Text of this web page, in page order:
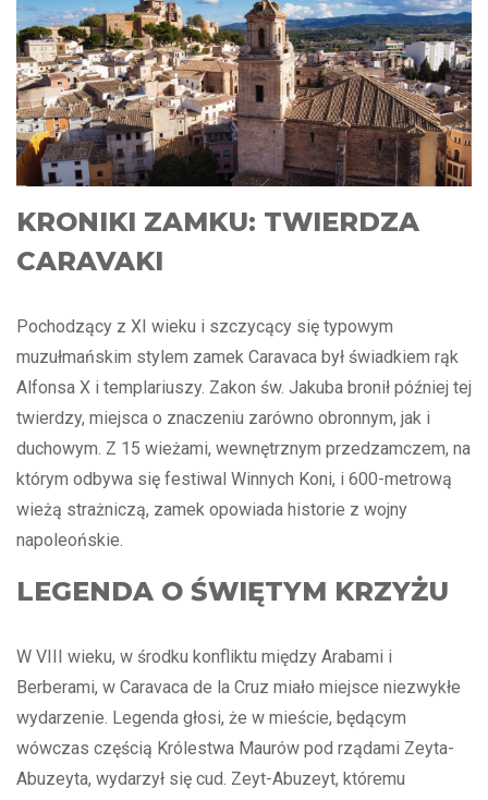
KRONIKI ZAMKU: TWIERDZA
CARAVAKI
Pochodzący z XI wieku i szczycący się typowym
muzułmańskim stylem zamek Caravaca był świadkiem rąk
Alfonsa X i templariuszy. Zakon św. Jakuba bronił później tej
twierdzy, miejsca o znaczeniu zarówno obronnym, jak i
duchowym. Z 15 wieżami, wewnętrznym przedzamczem, na
którym odbywa się festiwal Winnych Koni, i 600-metrową
wieżą strażniczą, zamek opowiada historie z wojny
napoleońskie.
LEGENDA O ŚWIĘTYM KRZYŻU
W VIII wieku, w środku konfliktu między Arabami i
Berberami, w Caravaca de la Cruz miało miejsce niezwykłe
wydarzenie. Legenda głosi, że w mieście, będącym
wówczas częścią Królestwa Maurów pod rządami Zeyta-
Abuzeyta, wydarzył się cud. Zeyt-Abuzeyt, któremu